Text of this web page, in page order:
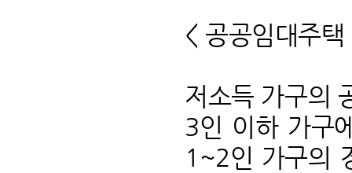
< 공공임대주
저소득 가구의
3인 이하 가구
1~2인 가구의